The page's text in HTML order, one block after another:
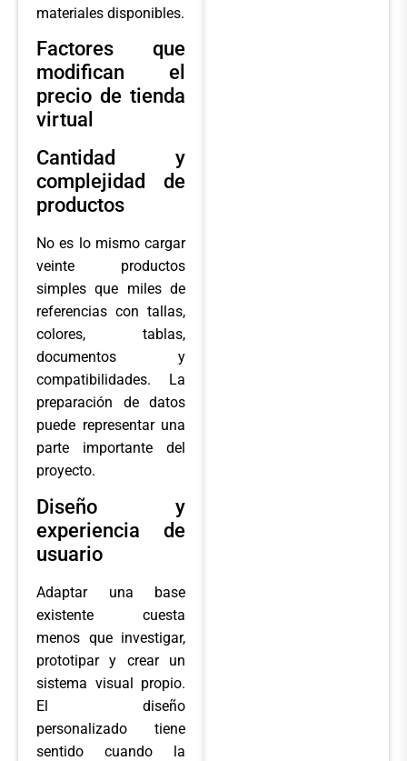
materiales disponibles.
Factores que
modifican el
precio de tienda
virtual
Cantidad y
complejidad de
productos
No es lo mismo cargar
veinte productos
simples que miles de
referencias con tallas,
colores, tablas,
documentos y
compatibilidades. La
preparación de datos
puede representar una
parte importante del
proyecto.
Diseño y
experiencia de
usuario
Adaptar una base
existente cuesta
menos que investigar,
prototipar y crear un
sistema visual propio.
El diseño
personalizado tiene
sentido cuando la